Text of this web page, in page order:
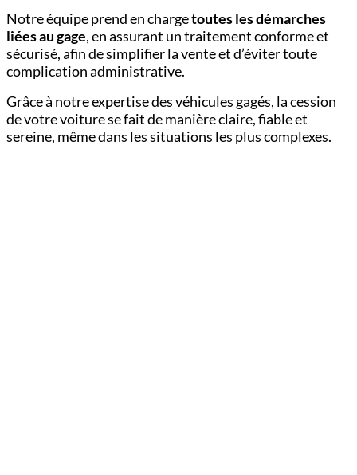
Notre équipe prend en chargetoutes les démarches
liées au gage, en assurant un traitement conforme et
sécurisé, afin de simplifier la vente et d’éviter toute
complication administrative.
Grâce à notre expertise des véhicules gagés, la cession
de votre voiture se fait de manière claire, fiable et
sereine, même dans les situations les plus complexes.